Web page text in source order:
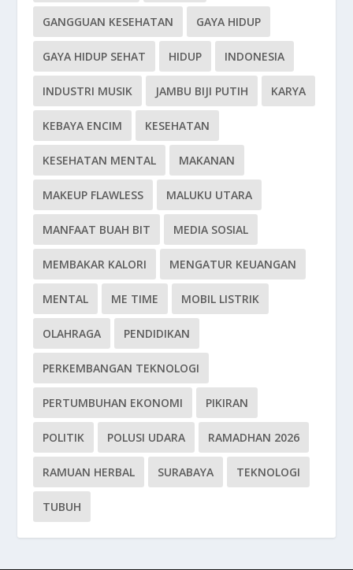
GANGGUAN KESEHATAN GAYA HIDUP
GAYA HIDUP SEHAT HIDUP INDONESIA
INDUSTRI MUSIK JAMBU BIJI PUTIH KARYA
KEBAYA ENCIM KESEHATAN
KESEHATAN MENTAL MAKANAN
MAKEUP FLAWLESS MALUKU UTARA
MANFAAT BUAH BIT MEDIA SOSIAL
MEMBAKAR KALORI MENGATUR KEUANGAN
MENTAL ME TIME MOBIL LISTRIK
OLAHRAGA PENDIDIKAN
PERKEMBANGAN TEKNOLOGI
PERTUMBUHAN EKONOMI PIKIRAN
POLITIK POLUSI UDARA RAMADHAN 2026
RAMUAN HERBAL SURABAYA TEKNOLOGI
TUBUH